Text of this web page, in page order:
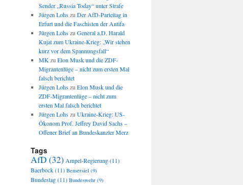
Sender „Russia Today“ unter Strafe
Jürgen Lohszu Der AfD-Parteitag in
Erfurt und die Faschisten der Antifa
Jürgen Lohszu General a.D. Harald
Kujat zum Ukraine-Krieg: „Wir stehen
kurz vor dem Spannungsfall“
MK zu Elon Musk und die ZDF-
Migrantenlüge – nicht zum ersten Mal
falsch berichtet
Jürgen Lohszu Elon Musk und die
ZDF-Migrantenlüge – nicht zum
ersten Mal falsch berichtet
Jürgen Lohszu Ukraine-Krieg: US-
Ökonom Prof. Jeffrey David Sachs –
Offener Brief an Bundeskanzler Merz
Tags
AfD(32) Ampel-Regierung (11)
Baerbock (11) Bensersiel (9)
Bundestag (11) Bundeswehr (9)